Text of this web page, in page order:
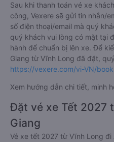
Sau khi thanh toán vé xe
công, Vexere sẽ gửi tin nhắn/
số điện thoại/email mà quý
quý khách vui lòng có mặt tại
hành để chuẩn bị lên xe. Để
Giang từ Vĩnh Long đã đặt,
https://vexere.com/vi-VN/
Xem hướng dẫn chi tiết, minh
Đặt vé xe Tết 2027
Giang
Vé xe tết 2027 từ Vĩnh Long